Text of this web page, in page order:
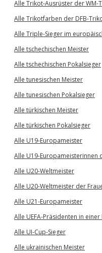
Alle Trikot-Ausrüster der WM-
Alle Trikotfarben der DFB-
Alle Triple-Sieger im
Alle tschechischen Meister
Alle tschechischen Pokalsieger
Alle tunesischen Meister
Alle tunesischen Pokalsieger
Alle türkischen Meister
Alle türkischen Pokalsieger
Alle U19-Europameister
Alle U19-Europameisterinnen
Alle U20-Weltmeister
Alle U20-Weltmeister der
Alle U21-Europameister
Alle UEFA-Präsidenten in einer
Alle UI-Cup-Sieger
Alle ukrainischen Meister